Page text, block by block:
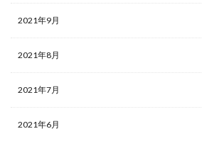
2021年9月
2021年8月
2021年7月
2021年6月